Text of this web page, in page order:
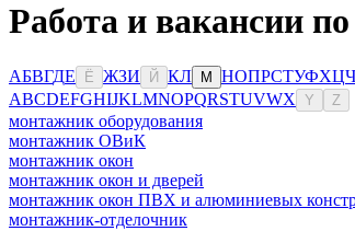
Работа и вакансии
АБВГДЕ Ё ЖЗИ Й КЛ М НОПРСТУФХЦЧ
ABCDEFGHIJKLMNOPQRSTUVWX Y Z
монтажник оборудования
монтажник ОВиК
монтажник окон
монтажник окон и дверей
монтажник окон ПВХ и алюминиевых
монтажник-отделочник